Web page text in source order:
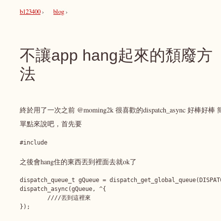
b123400 blog
不讓app hang起來的頹廢方
法
終於用了一次之前 @moming2k 很喜歡的dispatch_async 好棒好棒
單點來說吧，首先要
#include
之後會hang住的東西丟到裡面去就ok了
dispatch_queue_t gQueue =
dispatch_async(gQueue, ^{